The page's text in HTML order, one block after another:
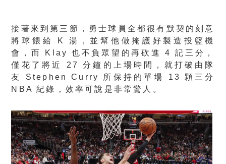
接著來到第三節，勇士球員全都很有默契的刻意
將球餵給 K 湯，並幫他做掩護好製造投籃機
會，而 Klay 也不負眾望的再砍進 4 記三分，
僅花了將近 27 分鐘的上場時間，就打破由隊
友 Stephen Curry 所保持的單場 13 顆三分
NBA 紀錄，效率可說是非常驚人。